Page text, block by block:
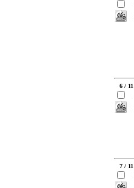
6 / 11
7 / 11